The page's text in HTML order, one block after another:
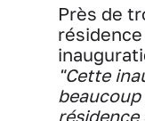
Près de
"Cette
résidence